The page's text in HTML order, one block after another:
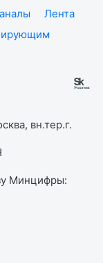
Лента
вн.тер.г.
Минцифры: